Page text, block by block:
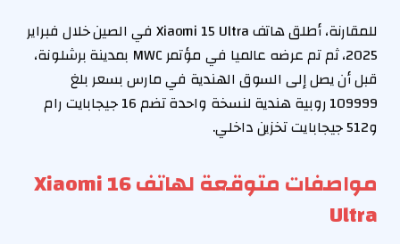
للمقارنة، أطلق هاتف Xiaomi 15 Ultra في الصين خلال فبراير
2025، ثم تم عرضه عالميا في مؤتمر MWC بمدينة برشلونة،
قبل أن يصل إلى السوق الهندية في مارس بسعر بلغ
109999 روبية هندية لنسخة واحدة تضم 16 جيجابايت رام
و512 جيجابايت تخزين داخلي.
مواصفات متوقعة لهاتف Xiaomi 16
Ultra